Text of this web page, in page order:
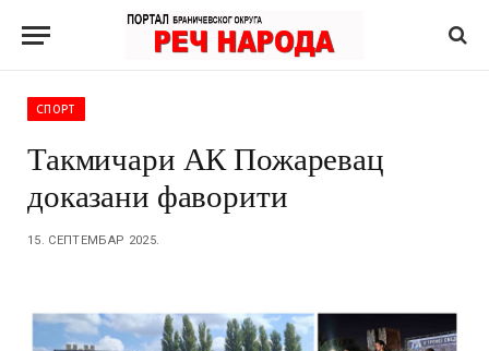
СПОРТ
Такмичари АК Пожаревац
доказани фаворити
15. СЕПТЕМБАР 2025.